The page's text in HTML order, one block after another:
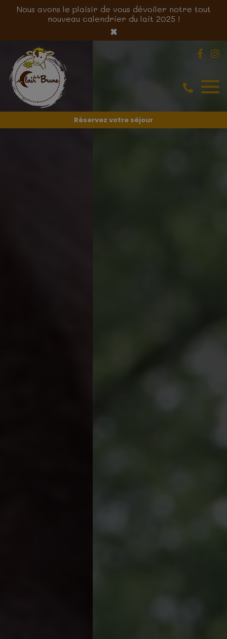
Nous avons le plaisir de vous dévoiler notre tout
nouveau calendrier du lait 2025 !
×
Réservez votre séjour